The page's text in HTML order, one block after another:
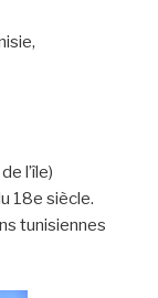
l’île)
18e siècle.
tunisiennes